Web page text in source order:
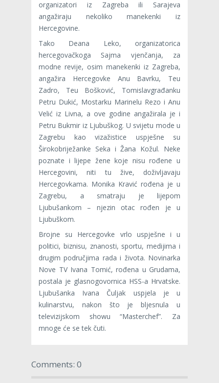
organizatori iz Zagreba ili Sarajeva
angažiraju nekoliko manekenki iz
Hercegovine.
Tako Deana Leko, organizatorica
hercegovačkoga Sajma vjenčanja, za
modne revije, osim manekenki iz Zagreba,
angažira Hercegovke Anu Bavrku, Teu
Zadro, Teu Bošković, Tomislavgrađanku
Petru Dukić, Mostarku Marinelu Rezo i Anu
Velić iz Livna, a ove godine angažirala je i
Petru Bukmir iz Ljubuškog. U svijetu mode u
Zagrebu kao vizažistice uspješne su
Širokobriježanke Seka i Žana Kožul. Neke
poznate i lijepe žene koje nisu rođene u
Hercegovini, niti tu žive, doživljavaju
Hercegovkama. Monika Kravić rođena je u
Zagrebu, a smatraju je lijepom
Ljubušankom – njezin otac rođen je u
Ljubuškom.
Brojne su Hercegovke vrlo uspješne i u
politici, biznisu, znanosti, sportu, medijima i
drugim područjima rada i života. Novinarka
Nove TV Ivana Tomić, rođena u Grudama,
postala je glasnogovornica HSS-a Hrvatske.
Ljubušanka Ivana Čuljak uspjela je u
kulinarstvu, nakon što je bljesnula u
televizijskom showu “Masterchef”. Za
mnoge će se tek čuti.
Comments: 0